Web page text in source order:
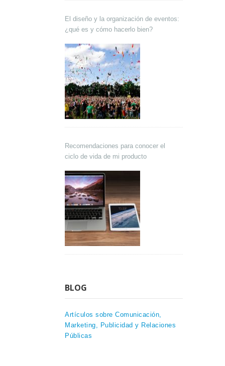
El diseño y la organización de eventos:
¿qué es y cómo hacerlo bien?
Recomendaciones para conocer el
ciclo de vida de mi producto
BLOG
Artículos sobre Comunicación,
Marketing, Publicidad y Relaciones
Públicas